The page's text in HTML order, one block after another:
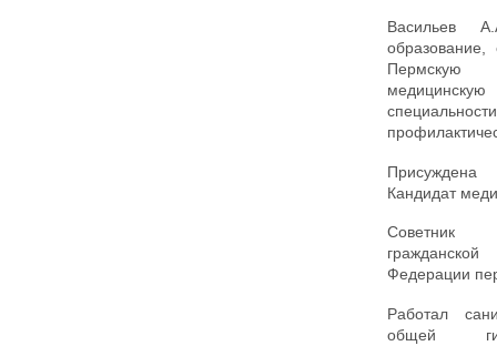
Васильев
Пермскую
Кандидат
Советник
Федерации
Работал
общей